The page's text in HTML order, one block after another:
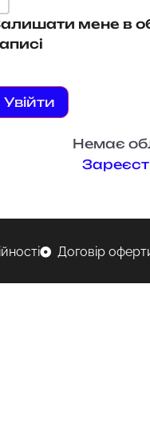
мене в
Увійти
Немає
Договір